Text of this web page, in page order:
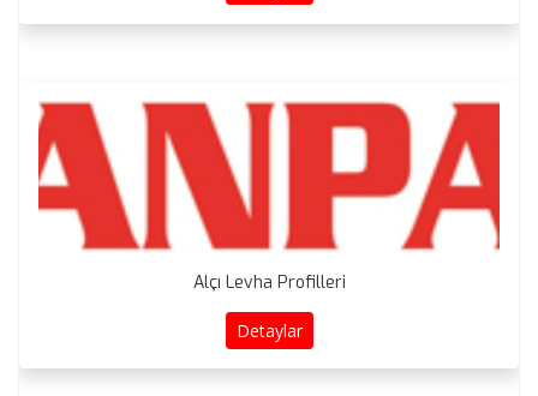
Alçı Levha Profilleri
Detaylar